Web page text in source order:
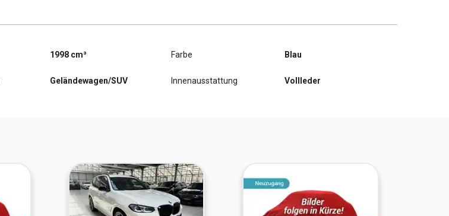
1998 cm³
Geländewagen/SUV
Farbe Blau
Innenausstattung Vollleder